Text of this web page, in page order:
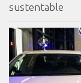
sustentable